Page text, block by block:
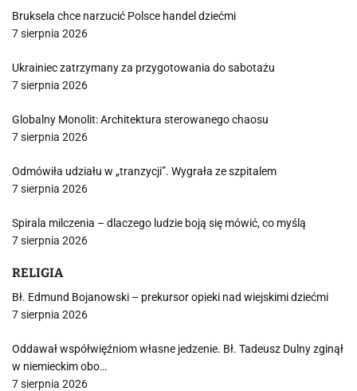
Bruksela chce narzucić Polsce handel dziećmi
7 sierpnia 2026
Ukrainiec zatrzymany za przygotowania do sabotażu
7 sierpnia 2026
Globalny Monolit: Architektura sterowanego chaosu
7 sierpnia 2026
Odmówiła udziału w „tranzycji”. Wygrała ze szpitalem
7 sierpnia 2026
Spirala milczenia – dlaczego ludzie boją się mówić, co myślą
7 sierpnia 2026
RELIGIA
Bł. Edmund Bojanowski – prekursor opieki nad wiejskimi dziećmi
7 sierpnia 2026
Oddawał współwięźniom własne jedzenie. Bł. Tadeusz Dulny zginął
w niemieckim obo…
7 sierpnia 2026